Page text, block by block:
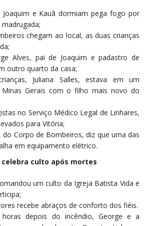
e Kauã dormiam pega fogo por
chegam ao local, as duas crianças
Alves, pai de Joaquim e padastro de
outro quarto da casa;
Juliana Salles, estava em um
Gerais com o filho mais novo do
no Serviço Médico Legal de Linhares,
para Vitória;
do Corpo de Bombeiros, diz que uma das
em equipamento elétrico.
celebra culto após mortes
um culto da Igreja Batista Vida e
recebe abraços de conforto dos fiéis.
depois do incêndio, George e a